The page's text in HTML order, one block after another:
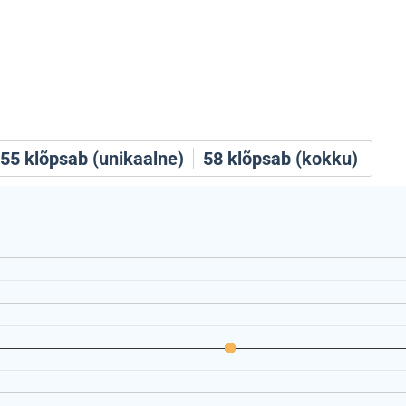
55 klõpsab (unikaalne) 58 klõpsab (kokku)